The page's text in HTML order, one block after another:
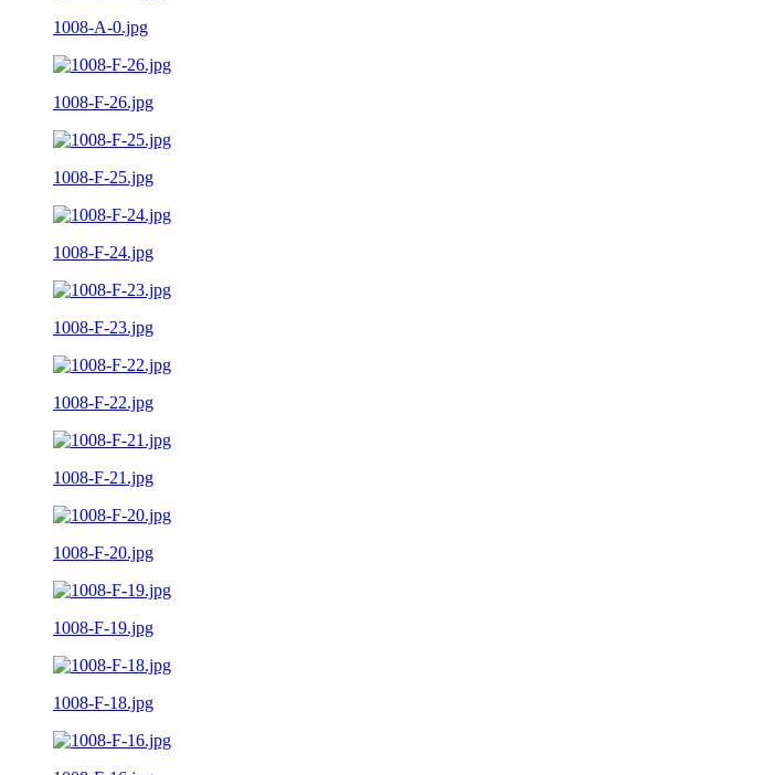
1008-A-0.jpg
1008-F-26.jpg
1008-F-25.jpg
1008-F-24.jpg
1008-F-23.jpg
1008-F-22.jpg
1008-F-21.jpg
1008-F-20.jpg
1008-F-19.jpg
1008-F-18.jpg